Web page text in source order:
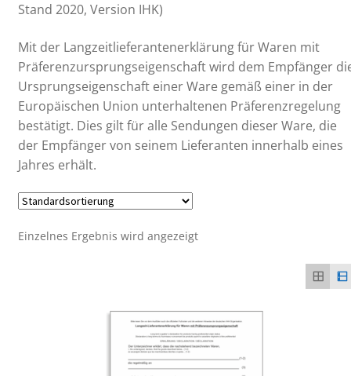
Stand 2020, Version IHK)
Mit der Langzeitlieferantenerklärung für Waren mit
Präferenzursprungseigenschaft wird dem Empfänger
Ursprungseigenschaft einer Ware gemäß einer in der
Europäischen Union unterhaltenen Präferenzregelung
bestätigt. Dies gilt für alle Sendungen dieser Ware, die
der Empfänger von seinem Lieferanten innerhalb eines
Jahres erhält.
Einzelnes Ergebnis wird angezeigt